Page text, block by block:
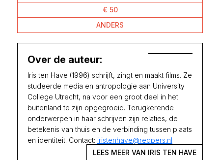
€ 50
ANDERS
Over de auteur:
Iris ten Have (1996) schrijft, zingt en maakt films. Ze
studeerde media en antropologie aan University
College Utrecht, na voor een groot deel in het
buitenland te zijn opgegroeid. Terugkerende
onderwerpen in haar schrijven zijn relaties, de
betekenis van thuis en de verbinding tussen plaats
en identiteit. Contact: iristenhave@redpers.nl
LEES MEER VAN IRIS TEN HAVE